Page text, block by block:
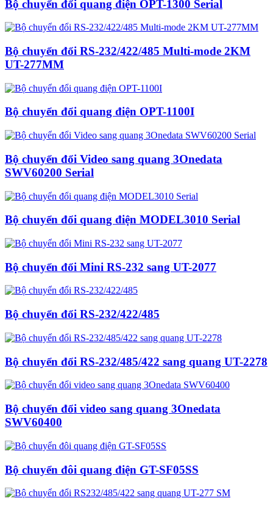
Bộ chuyển đổi quang điện OPT-1300 Serial
Bộ chuyển đổi RS-232/422/485 Multi-mode 2KM
UT-277MM
Bộ chuyển đổi quang điện OPT-1100I
Bộ chuyển đổi Video sang quang 3Onedata
SWV60200 Serial
Bộ chuyển đổi quang điện MODEL3010 Serial
Bộ chuyển đổi Mini RS-232 sang UT-2077
Bộ chuyển đổi RS-232/422/485
Bộ chuyển đổi RS-232/485/422 sang quang UT-2278
Bộ chuyển đổi video sang quang 3Onedata
SWV60400
Bộ chuyển đôi quang điện GT-SF05SS